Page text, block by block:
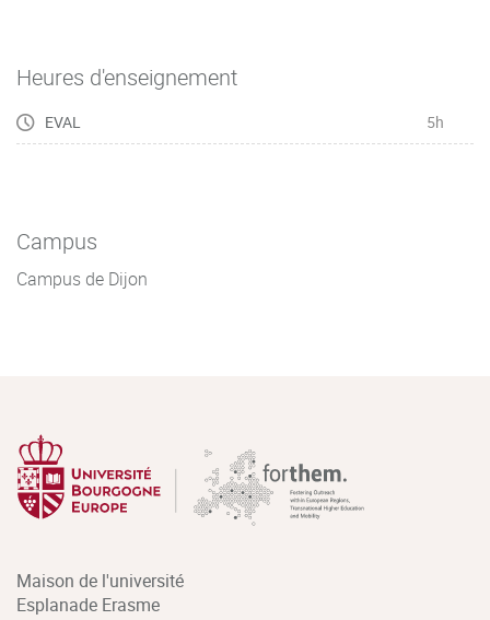
Heures d'enseignement
EVAL 5h
Campus
Campus de Dijon
Maison de l'université
Esplanade Erasme